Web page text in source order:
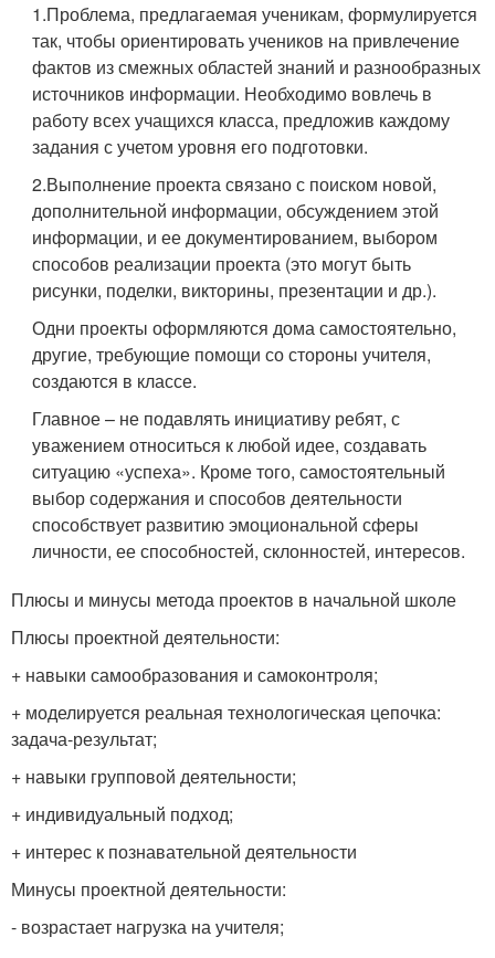
1.Проблема, предлагаемая ученикам, формулируется
так, чтобы ориентировать учеников на привлечение
фактов из смежных областей знаний и разнообразных
источников информации. Необходимо вовлечь в
работу всех учащихся класса, предложив каждому
задания с учетом уровня его подготовки.
2.Выполнение проекта связано с поиском новой,
дополнительной информации, обсуждением этой
информации, и ее документированием, выбором
способов реализации проекта (это могут быть
рисунки, поделки, викторины, презентации и др.).
Одни проекты оформляются дома самостоятельно,
другие, требующие помощи со стороны учителя,
создаются в классе.
Главное – не подавлять инициативу ребят, с
уважением относиться к любой идее, создавать
ситуацию «успеха». Кроме того, самостоятельный
выбор содержания и способов деятельности
способствует развитию эмоциональной сферы
личности, ее способностей, склонностей, интересов.
Плюсы и минусы метода проектов в начальной школе
Плюсы проектной деятельности:
+ навыки самообразования и самоконтроля;
+ моделируется реальная технологическая цепочка:
задача-результат;
+ навыки групповой деятельности;
+ индивидуальный подход;
+ интерес к познавательной деятельности
Минусы проектной деятельности:
- возрастает нагрузка на учителя;